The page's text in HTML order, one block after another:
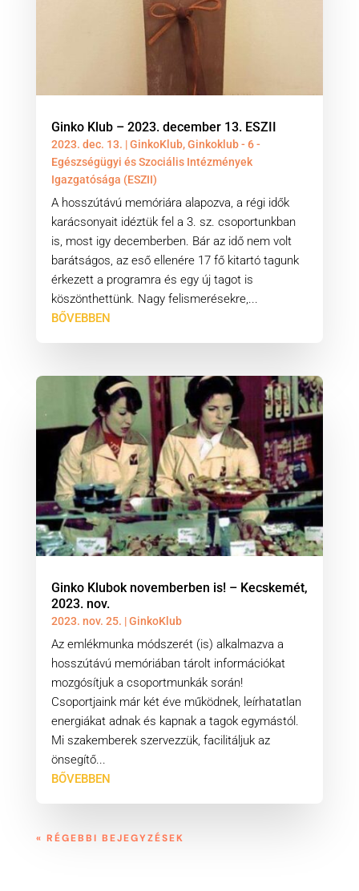
Ginko Klub – 2023. december 13. ESZII
2023. dec. 13. |GinkoKlub,Ginkoklub - 6 -
Egészségügyi és Szociális Intézmények
Igazgatósága (ESZII)
A hosszútávú memóriára alapozva, a régi idők
karácsonyait idéztük fel a 3. sz. csoportunkban
is, most igy decemberben. Bár az idő nem volt
barátságos, az eső ellenére 17 fő kitartó tagunk
érkezett a programra és egy új tagot is
köszönthettünk. Nagy felismerésekre,...
BŐVEBBEN
Ginko Klubok novemberben is! – Kecskemét,
2023. nov.
2023. nov. 25. |GinkoKlub
Az emlékmunka módszerét (is) alkalmazva a
hosszútávú memóriában tárolt információkat
mozgósítjuk a csoportmunkák során!
Csoportjaink már két éve működnek, leírhatatlan
energiákat adnak és kapnak a tagok egymástól.
Mi szakemberek szervezzük, facilitáljuk az
önsegítő...
BŐVEBBEN
« RÉGEBBI BEJEGYZÉSEK